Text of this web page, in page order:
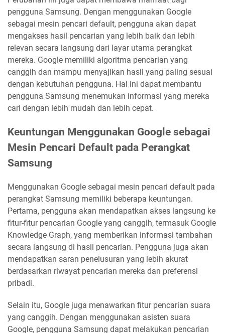
pengguna Samsung. Dengan menggunakan Google
sebagai mesin pencari default, pengguna akan dapat
mengakses hasil pencarian yang lebih baik dan lebih
relevan secara langsung dari layar utama perangkat
mereka. Google memiliki algoritma pencarian yang
canggih dan mampu menyajikan hasil yang paling sesuai
dengan kebutuhan pengguna. Hal ini dapat membantu
pengguna Samsung menemukan informasi yang mereka
cari dengan lebih mudah dan lebih cepat.
Keuntungan Menggunakan Google sebagai
Mesin Pencari Default pada Perangkat
Samsung
Menggunakan Google sebagai mesin pencari default pada
perangkat Samsung memiliki beberapa keuntungan.
Pertama, pengguna akan mendapatkan akses langsung ke
fitur-fitur pencarian Google yang canggih, termasuk Google
Knowledge Graph, yang memberikan informasi tambahan
secara langsung di hasil pencarian. Pengguna juga akan
mendapatkan saran penelusuran yang lebih akurat
berdasarkan riwayat pencarian mereka dan preferensi
pribadi.
Selain itu, Google juga menawarkan fitur pencarian suara
yang canggih. Dengan menggunakan asisten suara
Google, pengguna Samsung dapat melakukan pencarian